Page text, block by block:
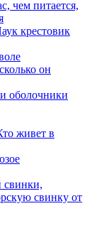
чем питается,
крестовик
он
оболочники
живет в
свинку от